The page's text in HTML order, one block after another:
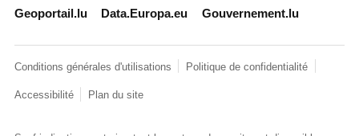
Geoportail.lu Data.Europa.eu Gouvernement.lu
Conditions générales d'utilisations Politique de confidentialité
Accessibilité Plan du site